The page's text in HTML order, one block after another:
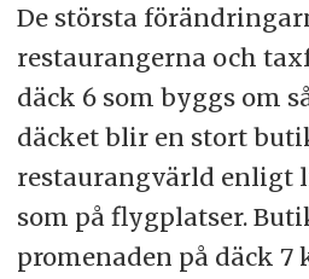
De största
restaurangerna och
däck 6 som byggs om
däcket blir en stort
restaurangvärld enligt
som på flygplatser.
promenaden på däck